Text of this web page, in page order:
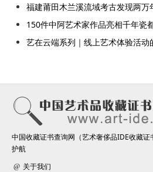
福建莆田木兰溪流域考古发现两万
150件中阿艺术家作品亮相千年瓷
艺在云端系列｜线上艺术体验活动
中国收藏证书查询网（艺术奢侈品IDE收藏
护航
关于我们